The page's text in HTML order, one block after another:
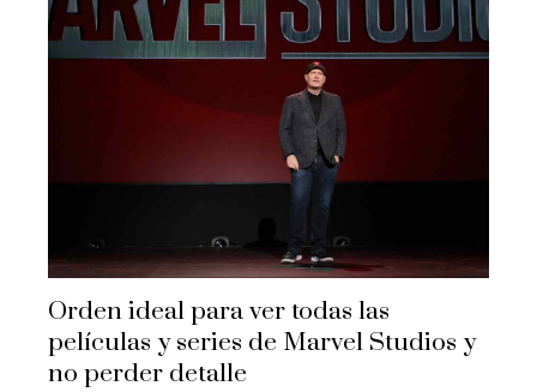
Orden ideal para ver todas las
películas y series de Marvel Studios y
no perder detalle